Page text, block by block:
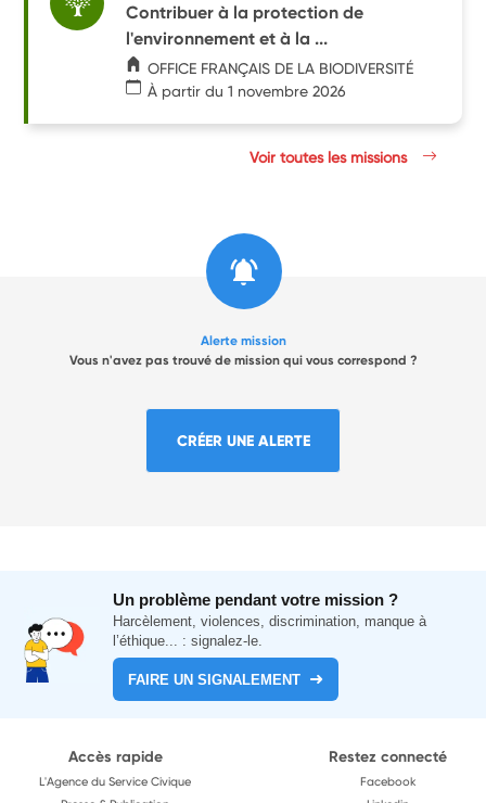
Contribuer à la protection de
l'environnement et à la ...
OFFICE FRANÇAIS DE LA BIODIVERSITÉ
À partir du 1 novembre 2026
Voir toutes les missions
Alerte mission
Vous n'avez pas trouvé de mission qui vous correspond ?
CRÉER UNE ALERTE
Un problème pendant votre mission ?
Harcèlement, violences, discrimination, manque à
l’éthique... : signalez-le.
FAIRE UN SIGNALEMENT
Accès rapide
L'Agence du Service Civique
Restez connecté
Facebook